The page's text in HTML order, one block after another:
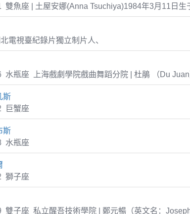
雙魚座 | 土屋安娜(Anna Tsuchiya)1984年3月11日生
電視臺紀錄片獨立制片人、
水瓶座 上海戲劇學院戲曲舞蹈分院 | 杜鵑 （Du Juan
斯
巨蟹座
斯
水瓶座
獅子座
雙子座 私立醒吾技術學院 | 鄭元暢（英文名：